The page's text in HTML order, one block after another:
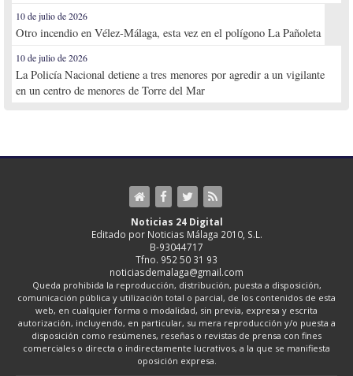
10 de julio de 2026
Otro incendio en Vélez-Málaga, esta vez en el polígono La Pañoleta
10 de julio de 2026
La Policía Nacional detiene a tres menores por agredir a un vigilante
en un centro de menores de Torre del Mar
Noticias 24 Digital
Editado por Noticias Málaga 2010, S.L.
B-93044717
Tfno. 952 50 31 93
noticiasdemalaga@gmail.com
Queda prohibida la reproducción, distribución, puesta a disposición,
comunicación pública y utilización total o parcial, de los contenidos de esta
web, en cualquier forma o modalidad, sin previa, expresa y escrita
autorización, incluyendo, en particular, su mera reproducción y/o puesta a
disposición como resúmenes, reseñas o revistas de prensa con fines
comerciales o directa o indirectamente lucrativos, a la que se manifiesta
oposición expresa.